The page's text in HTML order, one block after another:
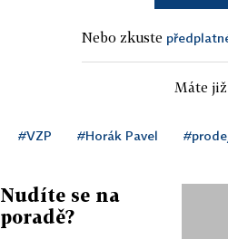
Nebo zkuste
Máte
#VZP #Horák Pavel
Nudíte se na
poradě?